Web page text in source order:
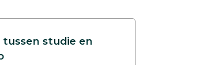
tussen studie en